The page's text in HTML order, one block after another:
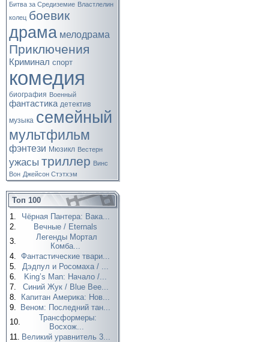
Битва за Средиземие Властлелин
колец боевик
драма мелодрама
Приключения
Криминал спорт
комедия
биография Военный
фантастика детектив
музыка семейный
мультфильм
фэнтези Мюзикл Вестерн
ужасы триллер Винс
Вон Джейсон Стэтхэм
Топ 100
1.
Чёрная Пантера: Вака...
2.
Вечные / Eternals
3.
Легенды Мортал
Комба...
4. Фантастические твари...
5.
Дэдпул и Росомаха / ...
6.
King’s Man: Начало /...
7.
Синий Жук / Blue Bee...
8.
Капитан Америка: Нов...
9.
Веном: Последний тан...
10.
Трансформеры:
Восхож...
11. Великий уравнитель 3...